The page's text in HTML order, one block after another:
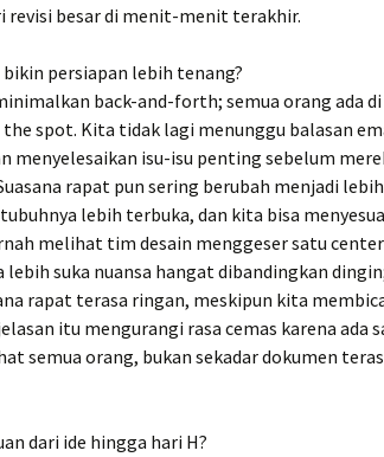
revisi besar di menit-menit terakhir.
persiapan lebih tenang?
back-and-forth; semua orang ada di
spot. Kita tidak lagi menunggu balasan
isu-isu penting sebelum
rapat pun sering berubah menjadi
lebih terbuka, dan kita bisa
melihat tim desain menggeser satu
suka nuansa hangat dibandingkan
rapat terasa ringan, meskipun kita
itu mengurangi rasa cemas karena ada
semua orang, bukan sekadar dokumen
dari ide hingga hari H?